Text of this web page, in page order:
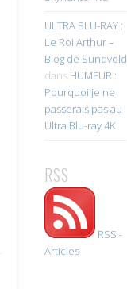
ULTRA BLU-RAY :
Le Roi Arthur –
Blog de Sundvold
dans HUMEUR :
Pourquoi je ne
passerais pas au
Ultra Blu-ray 4K
RSS
RSS -
Articles